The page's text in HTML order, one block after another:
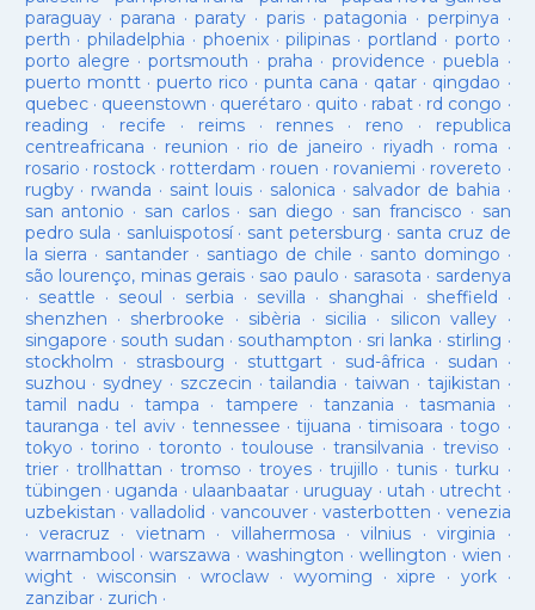
paraguay· parana ·paraty · paris·patagonia · perpinya ·
perth ·philadelphia · phoenix·pilipinas ·portland · porto ·
porto alegre ·portsmouth ·praha · providence ·puebla ·
puerto montt· puerto rico ·punta cana · qatar · qingdao ·
quebec· queenstown · querétaro · quito · rabat · rd congo ·
reading · recife · reims· rennes · reno · republica
centreafricana · reunion · rio de janeiro · riyadh · roma ·
rosario · rostock · rotterdam · rouen · rovaniemi · rovereto ·
rugby· rwanda · saint louis · salonica · salvador de bahia ·
san antonio · san carlos· san diego · san francisco · san
pedro sula · sanluispotosí· sant petersburg · santa cruz de
la sierra · santander · santiago de chile · santo domingo ·
são lourenço, minas gerais · sao paulo · sarasota · sardenya
· seattle · seoul · serbia · sevilla · shanghai · sheffield ·
shenzhen · sherbrooke · sibèria · sicilia · silicon valley ·
singapore · south sudan · southampton · sri lanka · stirling ·
stockholm · strasbourg · stuttgart· sud-âfrica · sudan ·
suzhou · sydney · szczecin ·tailandia ·taiwan · tajikistan ·
tamil nadu ·tampa · tampere · tanzania ·tasmania ·
tauranga ·tel aviv· tennessee ·tijuana ·timisoara ·togo ·
tokyo ·torino ·toronto ·toulouse ·transilvania ·treviso ·
trier· trollhattan · tromso · troyes·trujillo ·tunis ·turku ·
tübingen · uganda · ulaanbaatar · uruguay · utah · utrecht ·
uzbekistan · valladolid · vancouver· vasterbotten · venezia
· veracruz · vietnam · villahermosa ·vilnius ·virginia ·
warrnambool ·warszawa ·washington · wellington · wien ·
wight· wisconsin ·wroclaw · wyoming ·xipre · york·
zanzibar· zurich ·